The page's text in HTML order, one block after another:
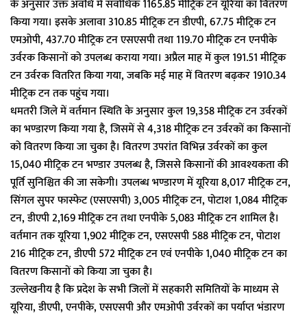
के अनुसार उक्त अवधि में सर्वाधिक 1165.85 मीट्रिक टन यूरिया का वितरण
किया गया। इसके अलावा 310.85 मीट्रिक टन डीएपी, 67.75 मीट्रिक टन
एमओपी, 437.70 मीट्रिक टन एसएसपी तथा 119.70 मीट्रिक टन एनपीके
उर्वरक किसानों को उपलब्ध कराया गया। अप्रैल माह में कुल 191.51 मीट्रिक
टन उर्वरक वितरित किया गया, जबकि मई माह में वितरण बढ़कर 1910.34
मीट्रिक टन तक पहुंच गया।
धमतरी जिले में वर्तमान स्थिति के अनुसार कुल 19,358 मीट्रिक टन उर्वरकों
का भण्डारण किया गया है, जिसमें से 4,318 मीट्रिक टन उर्वरकों का किसानों
को वितरण किया जा चुका है। वितरण उपरांत विभिन्न उर्वरकों का कुल
15,040 मीट्रिक टन भण्डार उपलब्ध है, जिससे किसानों की आवश्यकता की
पूर्ति सुनिश्चित की जा सकेगी। उपलब्ध भण्डारण में यूरिया 8,017 मीट्रिक टन,
सिंगल सुपर फास्फेट (एसएसपी) 3,005 मीट्रिक टन, पोटाश 1,084 मीट्रिक
टन, डीएपी 2,169 मीट्रिक टन तथा एनपीके 5,083 मीट्रिक टन शामिल है।
वर्तमान तक यूरिया 1,902 मीट्रिक टन, एसएसपी 588 मीट्रिक टन, पोटाश
216 मीट्रिक टन, डीएपी 572 मीट्रिक टन एवं एनपीके 1,040 मीट्रिक टन का
वितरण किसानों को किया जा चुका है।
उल्लेखनीय है कि प्रदेश के सभी जिलों में सहकारी समितियों के माध्यम से
यूरिया, डीएपी, एनपीके, एसएसपी और एमओपी उर्वरकों का पर्याप्त भंडारण